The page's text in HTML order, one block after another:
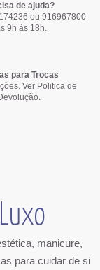
de ajuda?
ou 916967800
9h às 18h.
para Trocas
Ver Politica de
.
manicure,
para cuidar de si